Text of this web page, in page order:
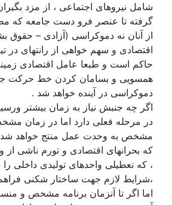
شامل نیروهای اجتماعی ، از مزد
گرفته تا عنصر فرو دست جامعه که
از آنان نه دموکراسی (آزادی – حقوق
اقتصادی و سهم خواهی از رانتهای در
حاکم است و طبعا عامل اقتصادی
همسویی و بسامان کردن خط حرکت
دموکراسی در آینده خواهد شد .
اگر چه جنبش نیاز به زمان بیشتر
در مرحله فعلی دارد اما در زمان
مشخص به وحدت عمل منتج خواهد شد
که بحرانهای اقتصادی و تورم ناشی از
، که تعطیلی واحدهای تولیدی داخلی
،شرایط لازم جهت ساختار شکنی
اما اگر تا آنزمان برنامه مشخص و